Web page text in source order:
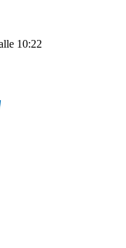
10:22